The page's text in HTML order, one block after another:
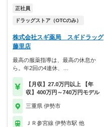
正社員
ドラッグストア（OTCのみ）
株式会社スギ薬局 スギドラッグ
藤里店
最高の服薬指導は、最高の休息か
ら。年2回の4連休、…
【月収】27.0万円以上 【年
収】400万円～740万円モデル
三重県 伊勢市
ＪＲ参宮線 伊勢市駅 他